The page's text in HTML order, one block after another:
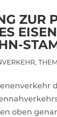
ZUR
,
oben